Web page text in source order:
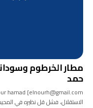
مطار الخرطوم
حمد
الاستقلال، فشل قل نظيره في